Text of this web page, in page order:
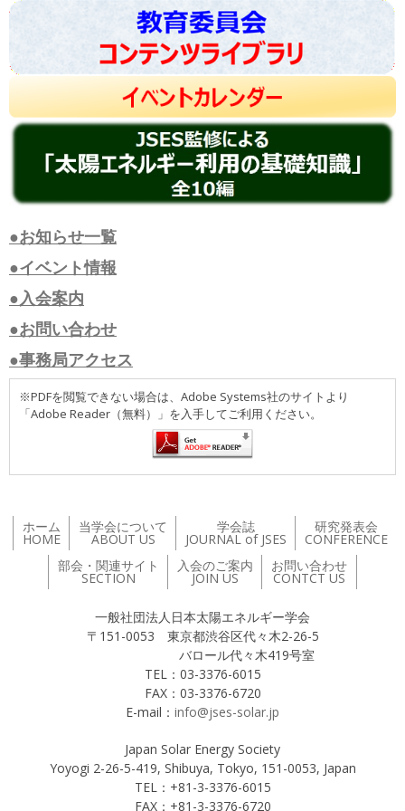
●お知らせ一覧
●イベント情報
●入会案内
●お問い合わせ
●事務局アクセス
※PDFを閲覧できない場合は、Adobe Systems社のサイトより
「Adobe Reader（無料）」を入手してご利用ください。
ホーム
HOME
当学会について
ABOUT US
学会誌
JOURNAL of JSES
研究発表会
CONFERENCE
部会・関連サイト
SECTION
入会のご案内
JOIN US
お問い合わせ
CONTCT US
一般社団法人日本太陽エネルギー学会
〒151-0053 東京都渋谷区代々木2-26-5
バロール代々木419号室
TEL：03-3376-6015
FAX：03-3376-6720
E-mail： info@jses-solar.jp
Japan Solar Energy Society
Yoyogi 2-26-5-419, Shibuya, Tokyo, 151-0053, Japan
TEL：+81-3-3376-6015
FAX：+81-3-3376-6720